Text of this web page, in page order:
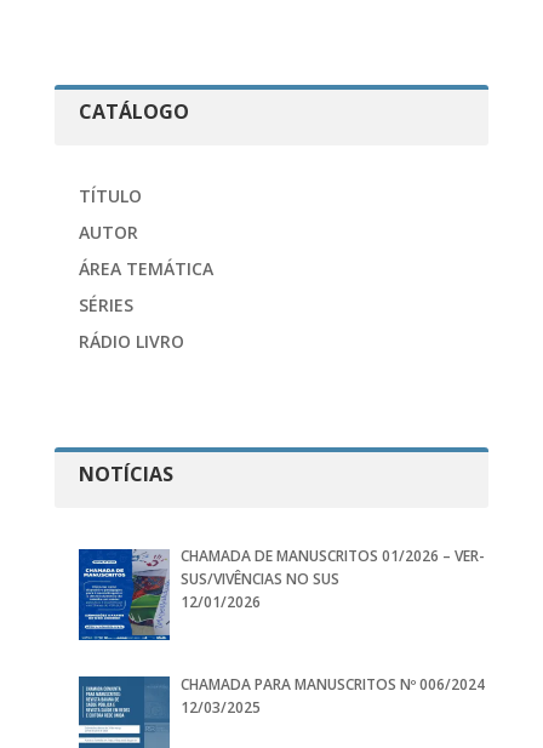
CATÁLOGO
TÍTULO
AUTOR
ÁREA TEMÁTICA
SÉRIES
RÁDIO LIVRO
NOTÍCIAS
CHAMADA DE MANUSCRITOS 01/2026 – VER-
SUS/VIVÊNCIAS NO SUS
12/01/2026
CHAMADA PARA MANUSCRITOS Nº 006/2024
12/03/2025